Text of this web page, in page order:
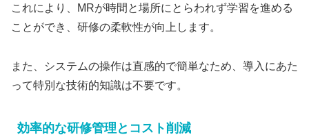
これにより、MRが時間と場所にとらわれず学習を進める
ことができ、研修の柔軟性が向上します。
また、システムの操作は直感的で簡単なため、導入にあた
って特別な技術的知識は不要です。
効率的な研修管理とコスト削減